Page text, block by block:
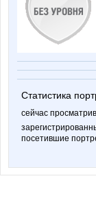
Статистика
сейчас
посетившие